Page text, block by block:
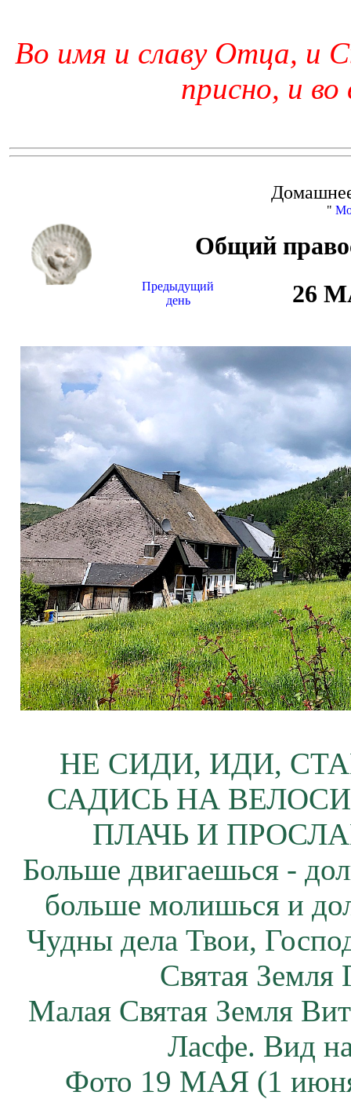
Во имя и славу Отца, и
присно, и во
"
Общий
Предыдущий
день
26
НЕ СИДИ, ИДИ,
САДИСЬ НА
ПЛАЧЬ И
Больше двигаешься -
больше молишься и
Чудны дела Твои,
Святая
Малая Святая Земля
Ласфе. Вид на
Фото 19 МАЯ (1